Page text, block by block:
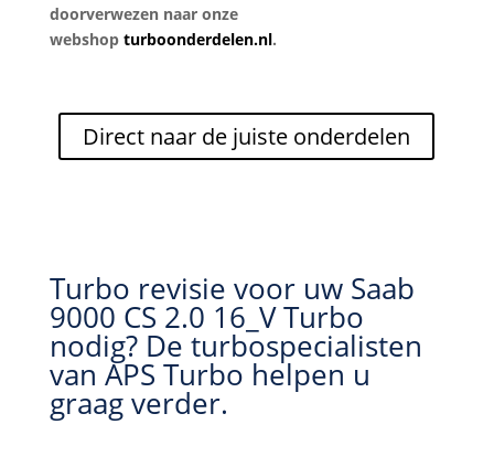
doorverwezen naar onze
webshop turboonderdelen.nl.
Direct naar de juiste onderdelen
Turbo revisie voor uw Saab
9000 CS 2.0 16_V Turbo
nodig? De turbospecialisten
van APS Turbo helpen u
graag verder.